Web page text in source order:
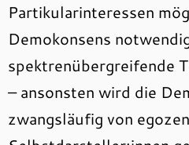
Partikularinteressen
Demokonsens
spektrenübergreifende
– ansonsten wird die
zwangsläufig von